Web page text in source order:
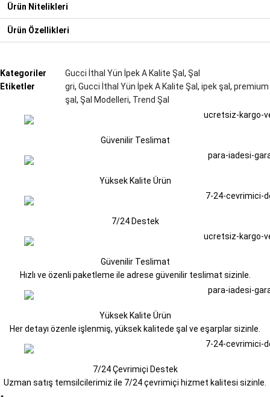
adetÜrün Nitelikleri
Ürün Özellikleri
Kategoriler Gucci İthal Yün İpek A Kalite Şal, Şal
Etiketler
gri, Gucci İthal Yün İpek A Kalite Şal, ipek şal, premium
şal, Şal Modelleri, Trend Şal
Güvenilir Teslimat
Yüksek Kalite Ürün
7/24 Destek
Güvenilir Teslimat
Hızlı ve özenli paketleme ile adrese güvenilir teslimat sizinle.
Yüksek Kalite Ürün
Her detayı özenle işlenmiş, yüksek kalitede şal ve eşarplar sizinle.
7/24 Çevrimiçi Destek
Uzman satış temsilcilerimiz ile 7/24 çevrimiçi hizmet kalitesi sizinle.